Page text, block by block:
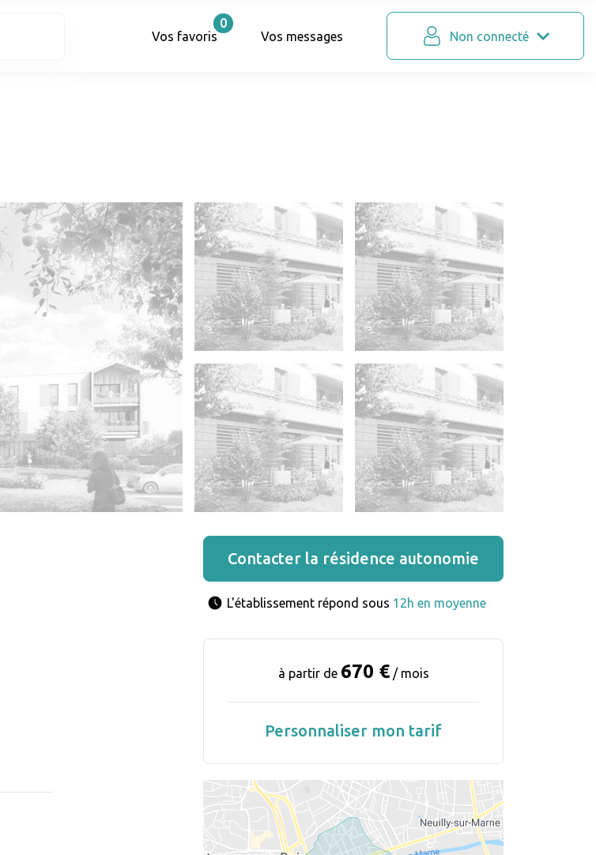
Vos favoris
0
Vos messages
Non connecté
Contacter la résidence autonomie
L'établissement répond sous 12h en moyenne
à partir de 670 €/ mois
Personnaliser mon tarif